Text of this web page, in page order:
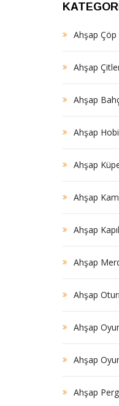
Ahşap Çöp
Ahşap
Ahşap
Ahşap
Ahşap
Ahşap
Ahşap
Ahşap
Ahşap
Ahşap
Ahşap
Ahşap